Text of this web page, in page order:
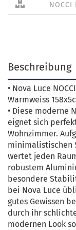
Beschreibung
• Nova Luce
Warmweiss
• Diese moderne
eignet sich
Wohnzimmer.
minimalistischen
wertet jeden
robustem
besondere
bei Nova Luce
gutes Gewissen
durch ihr
modernen Look